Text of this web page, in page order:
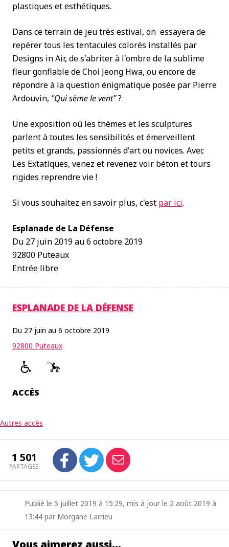
plastiques et esthétiques.
Dans ce terrain de jeu très estival, on essayera de
repérer tous les tentacules colorés installés par
Designs in Air, de s'abriter à l'ombre de la sublime
fleur gonflable de Choi Jeong Hwa, ou encore de
répondre à la question énigmatique posée par Pierre
Ardouvin, "Qui sème le vent"?
Une exposition où les thèmes et les sculptures
parlent à toutes les sensibilités et émerveillent
petits et grands, passionnés d'art ou novices. Avec
Les Extatiques, venez et revenez voir béton et tours
rigides reprendre vie !
Si vous souhaitez en savoir plus, c'est par ici.
Esplanade de La Défense
Du 27 juin 2019 au 6 octobre 2019
92800 Puteaux
Entrée libre
ESPLANADE DE LA DÉFENSE
Du 27 juin au 6 octobre 2019
92800 Puteaux
ACCÈS
Autres accès
1 501
PARTAGES
Publié le 5 juillet 2019 à 15:29, mis à jour le 2 août 2019 à
13:44 par Morgane Larrieu
Vous aimerez aussi…